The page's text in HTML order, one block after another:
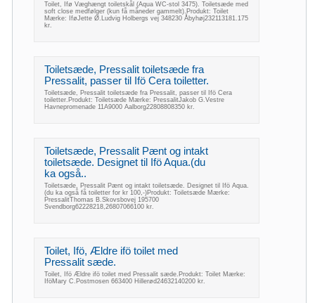
Toilet, Ifø Væghængt toiletskål (Aqua WC-stol 3475). Toiletsæde med
soft close medfølger (kun få måneder gammelt).Produkt: Toilet
Mærke: IføJette Ø.Ludvig Holbergs vej 348230 Åbyhøj232113181.175
kr.
Toiletsæde, Pressalit toiletsæde fra
Pressalit, passer til Ifö Cera toiletter.
Toiletsæde, Pressalit toiletsæde fra Pressalit, passer til Ifö Cera
toiletter.Produkt: Toiletsæde Mærke: PressalitJakob G.Vestre
Havnepromenade 11A9000 Aalborg22808808350 kr.
Toiletsæde, Pressalit Pænt og intakt
toiletsæde. Designet til Ifö Aqua.(du
ka også..
Toiletsæde, Pressalit Pænt og intakt toiletsæde. Designet til Ifö Aqua.
(du ka også få toiletter for kr 100,-)Produkt: Toiletsæde Mærke:
PressalitThomas B.Skovsbovej 195700
Svendborg62228218,26807066100 kr.
Toilet, Ifö, Ældre ifö toilet med
Pressalit sæde.
Toilet, Ifö Ældre ifö toilet med Pressalit sæde.Produkt: Toilet Mærke:
IföMary C.Postmosen 663400 Hillerød24632140200 kr.